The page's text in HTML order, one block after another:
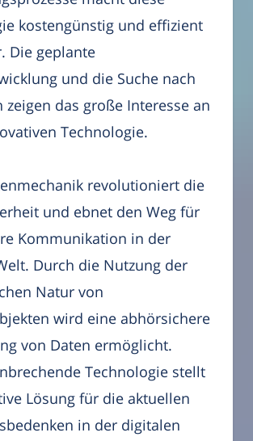
kostengünstig und effizient
Die geplante
und die Suche nach
zeigen das große Interesse an
Technologie.
revolutioniert die
und ebnet den Weg für
Kommunikation in der
Durch die Nutzung der
Natur von
wird eine abhörsichere
von Daten ermöglicht.
Technologie stellt
Lösung für die aktuellen
in der digitalen